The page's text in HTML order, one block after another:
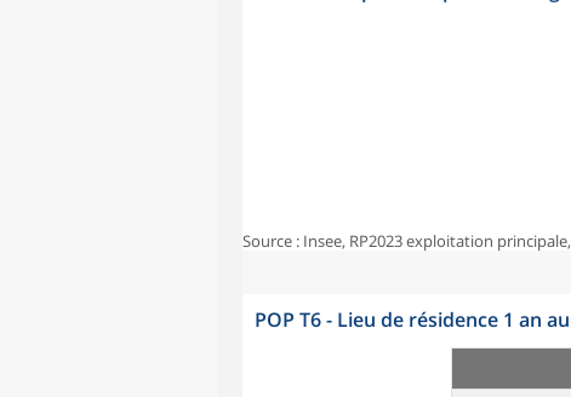
Source : Insee, RP2023 exploitation
POP T6 - Lieu de résidence 1 an